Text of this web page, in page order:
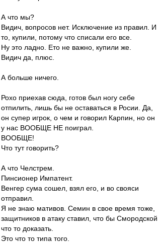
А что мы?
Видич, вопросов нет. Исключение из правил. И
то, купили, потому что списали его все.
Ну это ладно. Ето не важно, купили же.
Видич да, плюс.
А больше ничего.
Рохо приехав сюда, готов был ногу себе
отпилить, лишь бы не оставаться в Росии. Да,
он супер игрок, о чем и говорил Карпин, но он
у нас ВООБЩЕ НЕ поиграл.
ВООБЩЕ!
Что тут говорить?
А что Челстрем.
Пинсионер Импатент.
Венгер сума сошел, взял его, и во свояси
отправил.
Я не знаю мативов. Семин в свое время тоже,
защитников в атаку ставил, что бы Смородской
что то доказать.
Это что то типа того.